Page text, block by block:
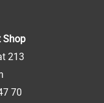
Shop
213
70